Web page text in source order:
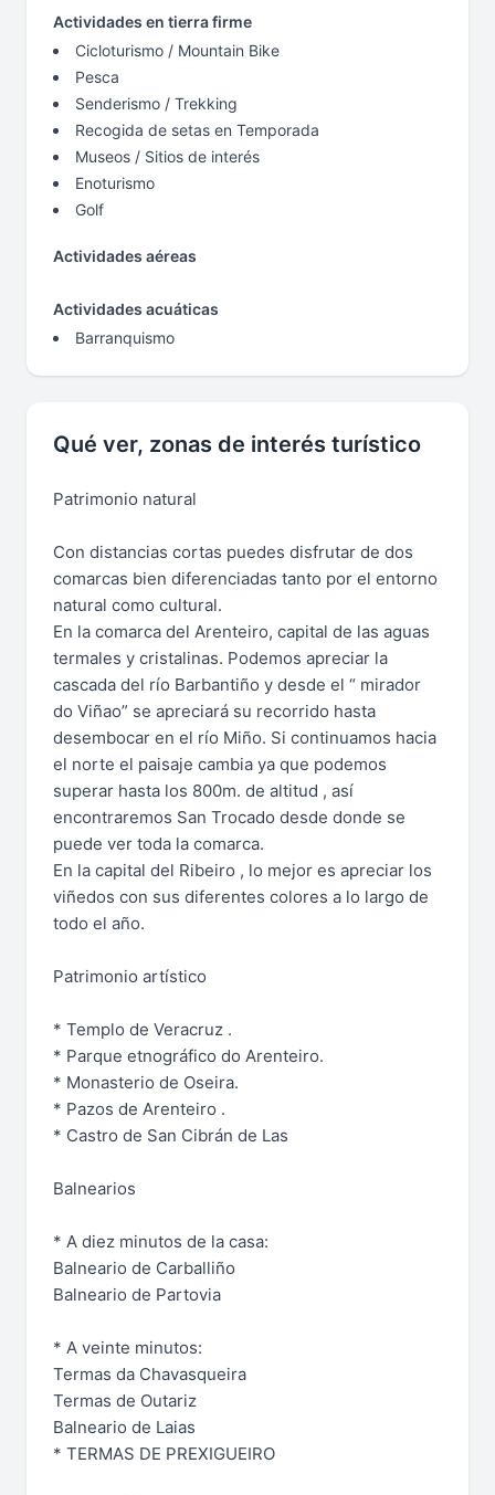
Actividades en tierra firme
Cicloturismo / Mountain Bike
Pesca
Senderismo / Trekking
Recogida de setas en Temporada
Museos / Sitios de interés
Enoturismo
Golf
Actividades aéreas
Actividades acuáticas
Barranquismo
Qué ver, zonas de interés turístico
Patrimonio natural
Con distancias cortas puedes disfrutar de dos
comarcas bien diferenciadas tanto por el entorno
natural como cultural.
En la comarca del Arenteiro, capital de las aguas
termales y cristalinas. Podemos apreciar la
cascada del río Barbantiño y desde el “ mirador
do Viñao” se apreciará su recorrido hasta
desembocar en el río Miño. Si continuamos hacia
el norte el paisaje cambia ya que podemos
superar hasta los 800m. de altitud , así
encontraremos San Trocado desde donde se
puede ver toda la comarca.
En la capital del Ribeiro , lo mejor es apreciar los
viñedos con sus diferentes colores a lo largo de
todo el año.
Patrimonio artístico
* Templo de Veracruz .
* Parque etnográfico do Arenteiro.
* Monasterio de Oseira.
* Pazos de Arenteiro .
* Castro de San Cibrán de Las
Balnearios
* A diez minutos de la casa:
Balneario de Carballiño
Balneario de Partovia
* A veinte minutos:
Termas da Chavasqueira
Termas de Outariz
Balneario de Laias
* TERMAS DE PREXIGUEIRO